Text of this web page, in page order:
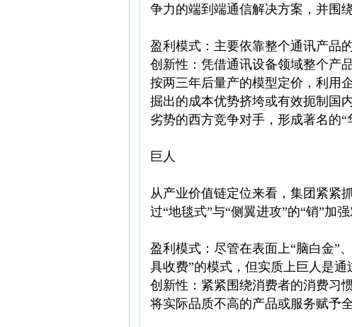
争力的端到端通信解决方案，并围
盈利模式：主要依靠整个通讯产品
创新性：凭借通讯设备领域整个产
按两三年后量产的模型定价，利用
掘出的成本优势挤垮或有效扼制国
劣势的西方竞争对手，形成著名的“
巨人
从产业价值链定位来看，集团紧紧
过“地毯式”与“侧翼进攻”的“销”加
盈利模式：尽管在表面上“脑白金”
具收费”的模式，但实质上巨人是通
创新性：紧紧围绕消费者的消费习
将实际品质不高的产品或服务赋予